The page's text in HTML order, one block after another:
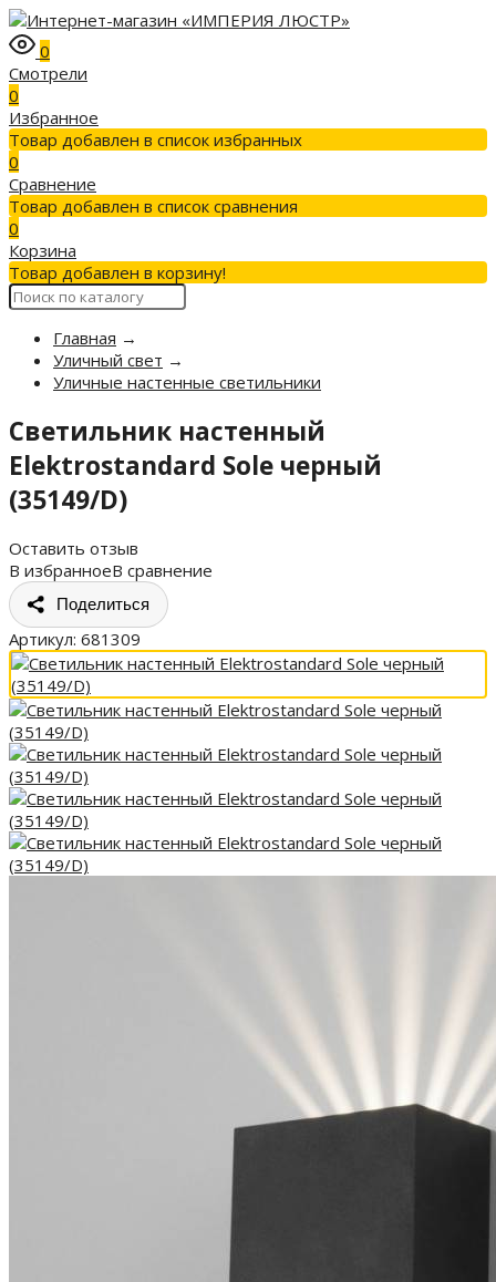
0
Смотрели
0
Избранное
Товар добавлен в список избранных
0
Сравнение
Товар добавлен в список сравнения
0
Корзина
Товар добавлен в корзину!
Главная →
Уличный свет →
Уличные настенные светильники
Светильник настенный
Elektrostandard Sole черный
(35149/D)
Оставить отзыв
В избранноеВ сравнение
Поделиться
Артикул: 681309